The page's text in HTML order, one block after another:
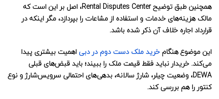
همچنین طبق توضیح Rental Disputes Center، اصل بر این است که
مالک هزینه‌های خدمات و استفاده از مشاعات را بپردازد، مگر اینکه در
قرارداد اجاره خلاف آن ذکر شده باشد.
این موضوع هنگام خرید ملک دست دوم در دبی اهمیت بیشتری پیدا
می‌کند. خریدار نباید فقط قیمت ملک را ببیند؛ باید قبض‌های قبلی
DEWA، وضعیت چیلر، شارژ سالانه، بدهی‌های احتمالی سرویس‌شارژ و نوع
کنتور را هم بررسی کند.